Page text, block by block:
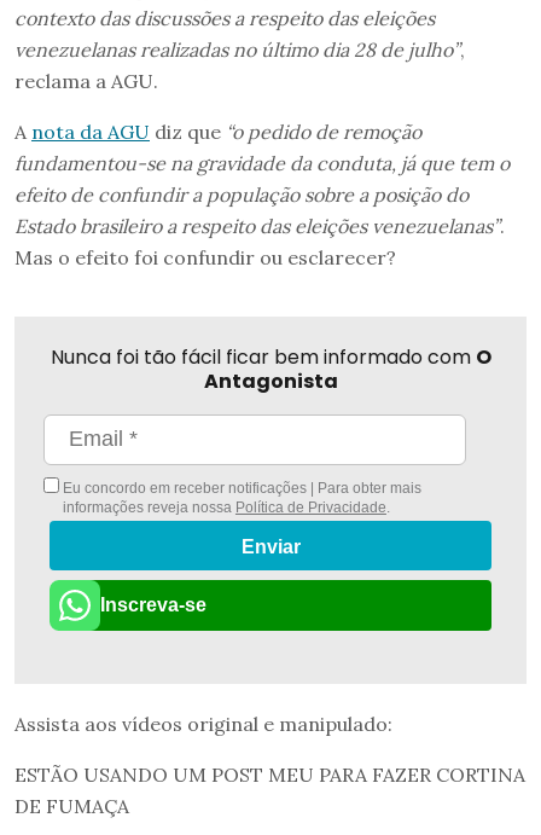
contexto das discussões a respeito das eleições
venezuelanas realizadas no último dia 28 de julho”,
reclama a AGU.
A nota da AGU diz que “o pedido de remoção
fundamentou-se na gravidade da conduta, já que tem o
efeito de confundir a população sobre a posição do
Estado brasileiro a respeito das eleições venezuelanas”.
Mas o efeito foi confundir ou esclarecer?
Nunca foi tão fácil ficar bem informado com O
Antagonista
Eu concordo em receber notificações | Para obter mais
informações reveja nossa Política de Privacidade.
Enviar
Inscreva-se
Assista aos vídeos original e manipulado:
ESTÃO USANDO UM POST MEU PARA FAZER CORTINA
DE FUMAÇA